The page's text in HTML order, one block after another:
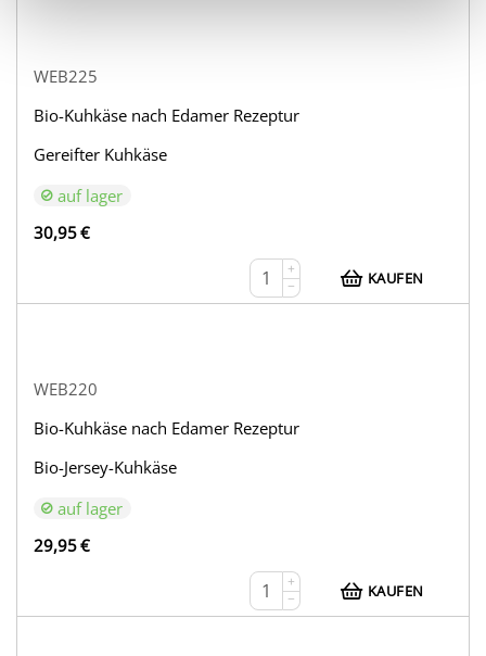
WEB225
Bio-Kuhkäse nach Edamer Rezeptur
Gereifter Kuhkäse
auf lager
30,95€
+
−
KAUFEN
WEB220
Bio-Kuhkäse nach Edamer Rezeptur
Bio-Jersey-Kuhkäse
auf lager
29,95€
+
−
KAUFEN